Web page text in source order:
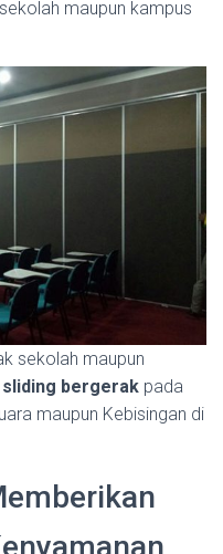
maupun kampus
sekolah maupun
bergerak pada
maupun Kebisingan di